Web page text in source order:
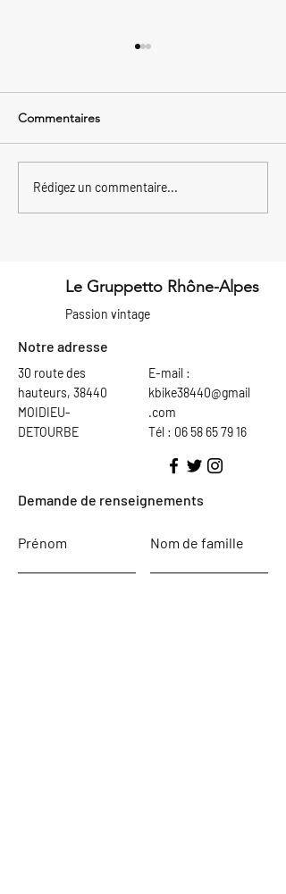
Paul et Laurent
s'apprêtent à vivre une
Commentaires
Rédigez un commentaire...
Le Gruppetto Rhône-Alpes
Passion vintage
Notre adresse
30 route des
hauteurs, 38440
MOIDIEU-
DETOURBE
E-mail :
kbike38440@gmail
.com
Tél : 06 58 65 79 16
Demande de renseignements
Prénom Nom de famille